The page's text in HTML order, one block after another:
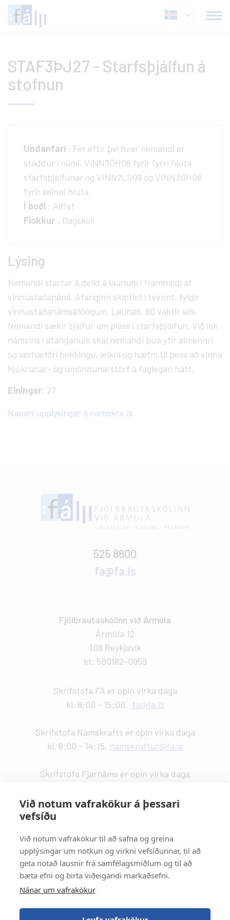
Við notum vafrakökur á þessari
vefsíðu
Við notum vafrakökur til að safna og greina
upplýsingar um notkun og virkni vefsíðunnar, til að
geta notað lausnir frá samfélagsmiðlum og til að
bæta efni og birta viðeigandi markaðsefni.
Nánar um vafrakökur
Fara
í
Íslenska
STAF3ÞJ27 - Starfsþjálfun á
stofnun
Undanfari : Fer eftir því hvar nemandi er
staddur í námi. VINN3ÖH08 fyrir fyrri hluta
starfsþjálfunar og VINN2LS08 og VINN3GH08
fyrir seinni hluta.
Í boði : Alltaf
Flokkur : Dagskóli
Lýsing
Nemandi starfar á deild á launum í framhaldi af
vinnustaðanámi. Áfanginn skiptist í tvennt, fylgir
vinnustaðanámsáföngum. Launað, 80 vaktir alls.
Nemandi sækir sjálfur um pláss í starfsþjálfun. Við lok
námsins í áfanganum skal nemandi búa yfir almennri
og sérhæfðri þekkingu, leikni og hæfni til þess að vinna
hjúkrunar- og umönnunarstörf á faglegan hátt.
Einingar: 27
Nánari upplýsingar á namskra.is
525 8800
fa@fa.is
Fjölbrautaskólinn við Ármúla
Ármúla 12
108 Reykjavík
kt: 590182-0959
Skrifstofa FÁ er opin virka daga
kl. 8:00 - 15:00. fa@fa.is
Skrifstofa Námskrafts er opin virka daga
kl. 8:00 - 14:15. namskraftur@fa.is
Skrifstofa Fjarnáms er opin virka daga
Strætisvagnar:
Númer 11 stansar við Háaleitisbraut.
Númer 2, 5, 15 og 17 stansa við Suðurlandsbraut.